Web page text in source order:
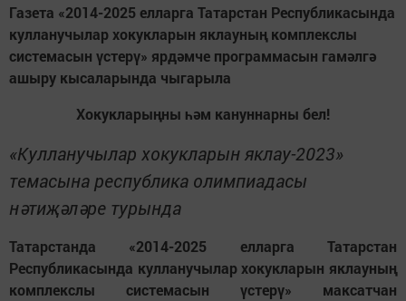
Газета «2014-2025 елларга Татарстан Республикасында
кулланучылар хокукларын яклауның комплекслы
системасын үстерү» ярдәмче программасын гамәлгә
ашыру кысаларында чыгарыла
Хокукларыңны һәм кануннарны бел!
«Кулланучылар хокукларын яклау-2023»
темасына республика олимпиадасы
нәтиҗәләре турында
Татарстанда «2014-2025 елларга Татарстан
Республикасында кулланучылар хокукларын яклауның
комплекслы системасын үстерү» максатчан